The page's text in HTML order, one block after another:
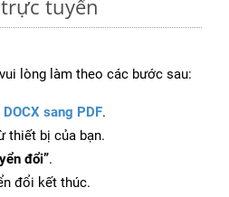
trực tuyến
vui lòng làm theo các bước sau:
DOCX sang PDF.
thiết bị của bạn.
đổi”.
đổi kết thúc.